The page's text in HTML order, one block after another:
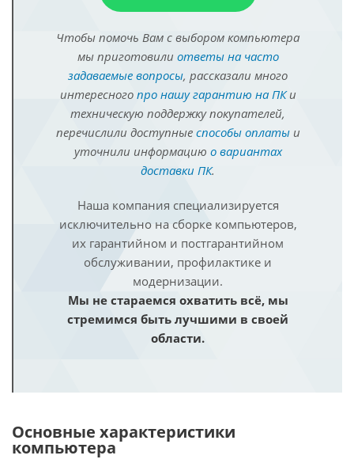
Чтобы помочь Вам с выбором компьютера
мы приготовили ответы на часто
задаваемые вопросы, рассказали много
интересного про нашу гарантию на ПКи
техническую поддержку покупателей,
перечислили доступные способы оплатыи
уточнили информацию о вариантах
доставки ПК.
Наша компания специализируется
исключительно на сборке компьютеров,
их гарантийном и постгарантийном
обслуживании, профилактике и
модернизации.
Мы не стараемся охватить всё, мы
стремимся быть лучшими в своей
области.
Основные характеристики
компьютера